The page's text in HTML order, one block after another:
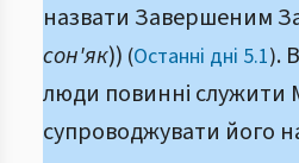
назвати Завершеним
сон'як)) (Останні дні 5.1).
люди повинні служити
супроводжувати його